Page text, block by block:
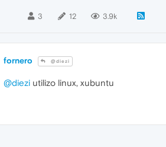
3 12 3.9k
fornero @diezi
@diezi utilizo linux, xubuntu